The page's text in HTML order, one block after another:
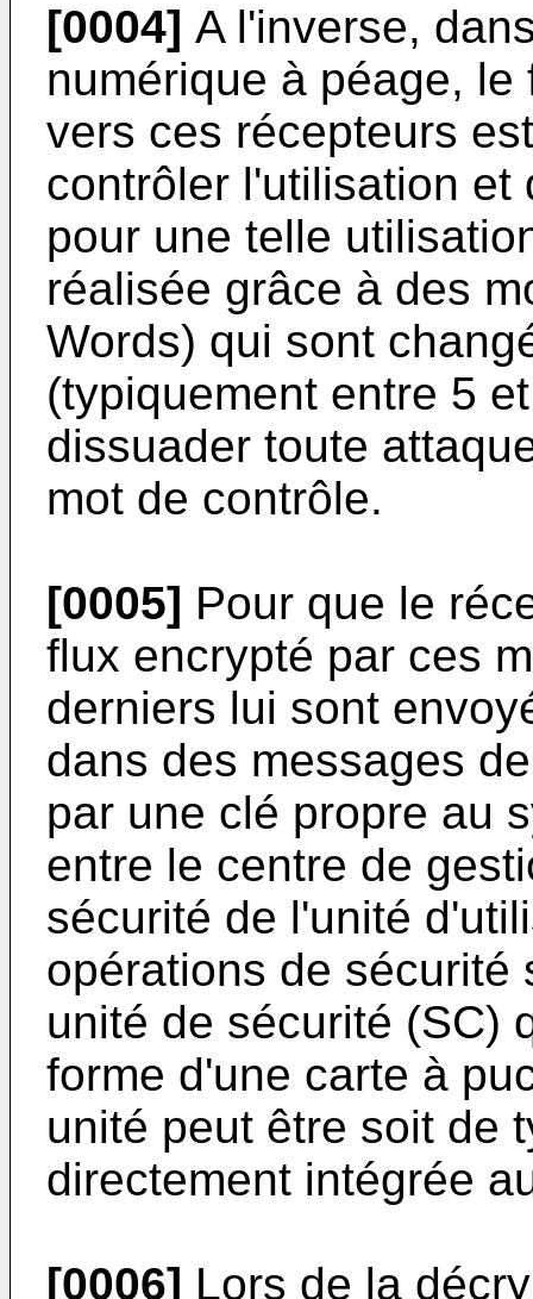
[0004] A l'inverse,
numérique à péage,
vers ces récepteurs
contrôler l'utilisation
pour une telle
réalisée grâce à des
Words) qui sont
(typiquement entre 5
dissuader toute
mot de contrôle.
[0005] Pour que le
flux encrypté par ces
derniers lui sont
dans des messages
par une clé propre au
entre le centre de
sécurité de l'unité
opérations de sécurité
unité de sécurité (SC)
forme d'une carte à
unité peut être soit de
directement intégrée
[0006] Lors de la